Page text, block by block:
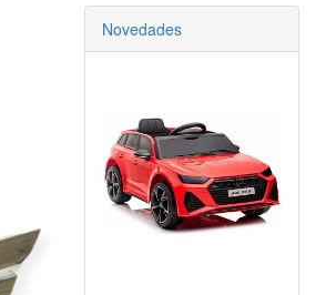
Novedades